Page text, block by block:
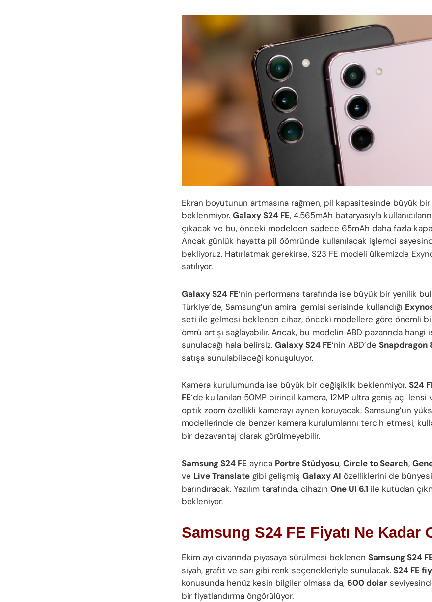
Ekran boyutunun artmasına rağmen, pil kapasitesinde büyük bir
beklenmiyor. Galaxy S24 FE, 4.565mAh bataryasıyla
çıkacak ve bu, önceki modelden sadece 65mAh daha fazla
Ancak günlük hayatta pil öömründe kullanılacak işlemci
bekliyoruz. Hatırlatmak gerekirse, S23 FE modeli ülkemizde
satılıyor.
Galaxy S24 FE‘nin performans tarafında ise büyük bir yenilik
Türkiye’de, Samsung’un amiral gemisi serisinde kullandığı
seti ile gelmesi beklenen cihaz, önceki modellere göre önemli
ömrü artışı sağlayabilir. Ancak, bu modelin ABD pazarında hangi
sunulacağı hala belirsiz. Galaxy S24 FE‘nin ABD’de Snapdragon
satışa sunulabileceği konuşuluyor.
Kamera kurulumunda ise büyük bir değişiklik beklenmiyor. S24
FE‘de kullanılan 50MP birincil kamera, 12MP ultra geniş açı lensi
optik zoom özellikli kamerayı aynen koruyacak. Samsung’un
modellerinde de benzer kamera kurulumlarını tercih etmesi,
bir dezavantaj olarak görülmeyebilir.
Samsung S24 FE ayrıca Portre Stüdyosu, Circle to Search,
ve Live Translate gibi gelişmiş Galaxy AI özelliklerini de
barındıracak. Yazılım tarafında, cihazın One UI 6.1 ile kutudan
bekleniyor.
Samsung S24 FE Fiyatı Ne Kadar
Ekim ayı civarında piyasaya sürülmesi beklenen Samsung S24
siyah, grafit ve sarı gibi renk seçenekleriyle sunulacak.S24 FE
konusunda henüz kesin bilgiler olmasa da, 600 dolar
bir fiyatlandırma öngörülüyor.